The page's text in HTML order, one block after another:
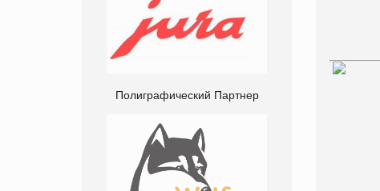
Полиграфический Партнер